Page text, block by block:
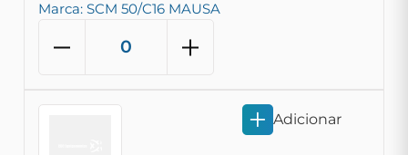
Marca: SCM 50/C16 MAUSA
Adicionar